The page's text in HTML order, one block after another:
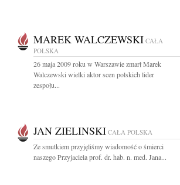
MAREK WALCZEWSKI CAŁA
POLSKA
26 maja 2009 roku w Warszawie zmarł Marek
Walczewski wielki aktor scen polskich lider
zespołu...
JAN ZIELINSKI CAŁA POLSKA
Ze smutkiem przyjęliśmy wiadomość o śmierci
naszego Przyjaciela prof. dr. hab. n. med. Jana...